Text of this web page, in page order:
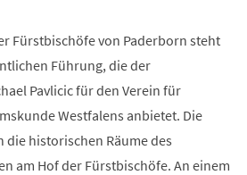
Fürstbischöfe von Paderborn steht
Führung, die der
Pavlicic für den Verein für
Westfalens anbietet. Die
die historischen Räume des
am Hof der Fürstbischöfe. An einem